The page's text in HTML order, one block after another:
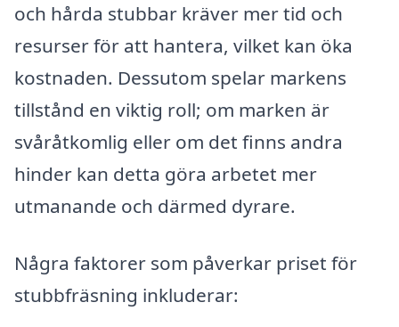
och hårda stubbar kräver mer tid och
resurser för att hantera, vilket kan öka
kostnaden. Dessutom spelar markens
tillstånd en viktig roll; om marken är
svåråtkomlig eller om det finns andra
hinder kan detta göra arbetet mer
utmanande och därmed dyrare.
Några faktorer som påverkar priset för
stubbfräsning inkluderar: